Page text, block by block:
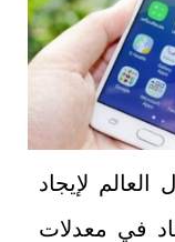
لإيجاد
في معدلات